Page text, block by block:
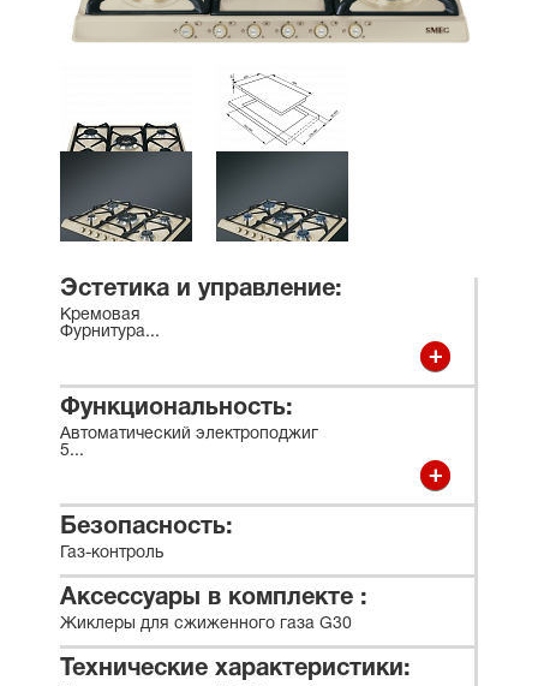
Эстетика и управление:
Кремовая
Фурнитура...
Функциональность:
Автоматический электроподжиг
5...
Безопасность:
Газ-контроль
Аксессуары в комплекте :
Жиклеры для сжиженного газа G30
Технические характеристики: